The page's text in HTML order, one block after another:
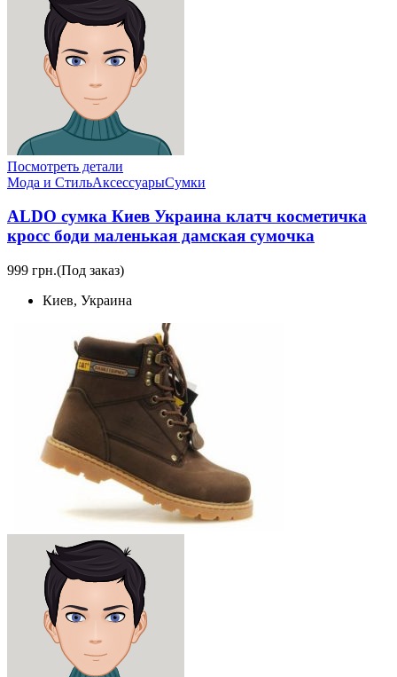
Посмотреть детали
Мода и СтильАксессуарыСумки
ALDO сумка Киев Украина клатч коcметичка
кросс боди маленькая дамская сумочка
999 грн.(Под заказ)
Киев, Украина